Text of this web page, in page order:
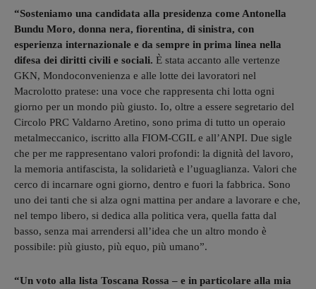
“Sosteniamo una candidata alla presidenza come Antonella
Bundu Moro, donna nera, fiorentina, di sinistra, con
esperienza internazionale e da sempre in prima linea nella
difesa dei diritti civili e sociali. È stata accanto alle vertenze
GKN, Mondoconvenienza e alle lotte dei lavoratori nel
Macrolotto pratese: una voce che rappresenta chi lotta ogni
giorno per un mondo più giusto. Io, oltre a essere segretario del
Circolo PRC Valdarno Aretino, sono prima di tutto un operaio
metalmeccanico, iscritto alla FIOM-CGIL e all’ANPI. Due sigle
che per me rappresentano valori profondi: la dignità del lavoro,
la memoria antifascista, la solidarietà e l’uguaglianza. Valori che
cerco di incarnare ogni giorno, dentro e fuori la fabbrica. Sono
uno dei tanti che si alza ogni mattina per andare a lavorare e che,
nel tempo libero, si dedica alla politica vera, quella fatta dal
basso, senza mai arrendersi all’idea che un altro mondo è
possibile: più giusto, più equo, più umano”.
“Un voto alla lista Toscana Rossa – e in particolare alla mia